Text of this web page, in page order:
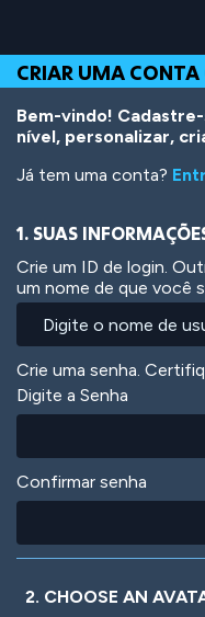
Top
of
Page
Navigation
Main
Content
Footer
o
conteúdo
principal
CRIAR UMA
Bem-vindo!
nível, personalizar,
Já tem uma conta?
1. SUAS
Crie um ID de login.
um nome de que você
Crie uma senha.
Digite a Senha
Confirmar senha
2. CHOOSE AN